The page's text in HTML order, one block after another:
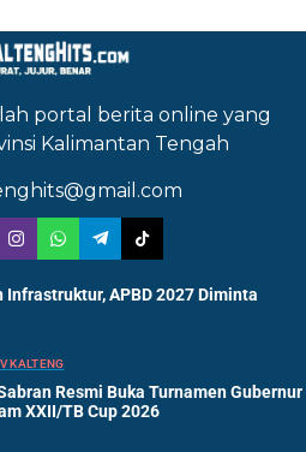
portal berita online yang
Kalimantan Tengah
APBD 2027 Diminta
KALTENG
Resmi Buka Turnamen Gubernur
XXII/TB Cup 2026